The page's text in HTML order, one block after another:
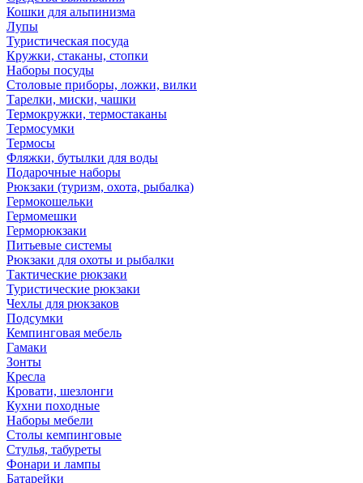
Кошки для альпинизма
Лупы
Туристическая посуда
Кружки, стаканы, стопки
Наборы посуды
Столовые приборы, ложки, вилки
Тарелки, миски, чашки
Термокружки, термостаканы
Термосумки
Термосы
Фляжки, бутылки для воды
Подарочные наборы
Рюкзаки (туризм, охота, рыбалка)
Гермокошельки
Гермомешки
Герморюкзаки
Питьевые системы
Рюкзаки для охоты и рыбалки
Тактические рюкзаки
Туристические рюкзаки
Чехлы для рюкзаков
Подсумки
Кемпинговая мебель
Гамаки
Зонты
Кресла
Кровати, шезлонги
Кухни походные
Наборы мебели
Столы кемпинговые
Стулья, табуреты
Фонари и лампы
Батарейки